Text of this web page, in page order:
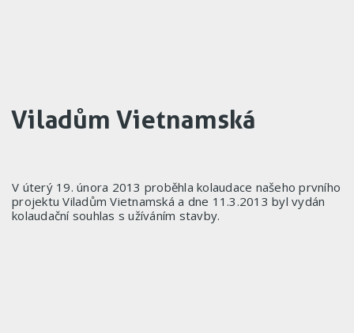
Viladům Vietnamská
V úterý 19. února 2013 proběhla kolaudace našeho prvního
projektu Viladům Vietnamská a dne 11.3.2013 byl vydán
kolaudační souhlas s užíváním stavby.